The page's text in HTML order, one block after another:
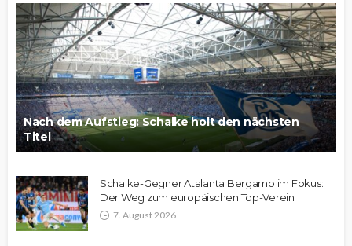
Nach dem Aufstieg: Schalke holt den nächsten
Titel
Schalke-Gegner Atalanta Bergamo im Fokus:
Der Weg zum europäischen Top-Verein
7. August 2026